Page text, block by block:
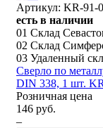
Артикул: KR-91-
есть в наличии
01 Склад
02 Склад
03 Удаленный
Сверло по
DIN 338, 1 шт.
Розничная цена
146 руб.
–